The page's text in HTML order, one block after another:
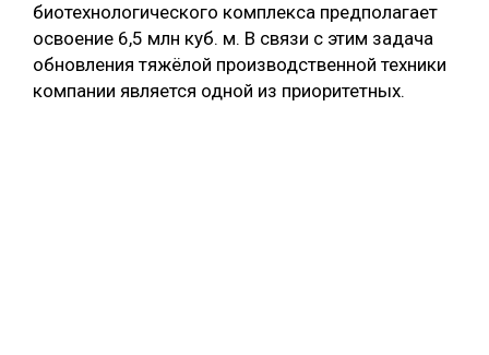
СУШКА ДРЕВЕСИНЫ
МЕБЕЛЬНОЕ ПРОИЗВОДСТВО
биотехнологического комплекса предполагает
освоение 6,5 млн куб. м. В связи с этим задача
обновления тяжёлой производственной техники
компании является одной из приоритетных.